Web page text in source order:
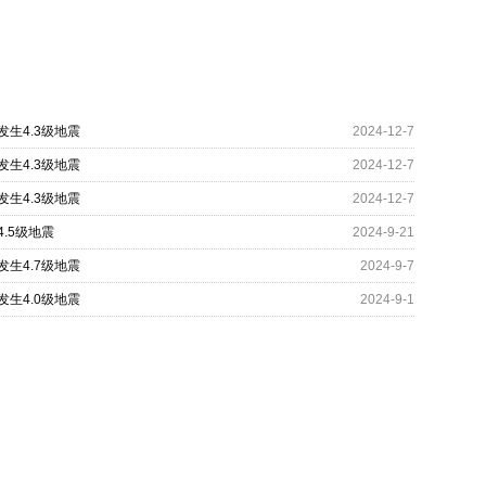
生4.3级地震 2024-12-7
生4.3级地震 2024-12-7
生4.3级地震 2024-12-7
级地震 2024-9-21
生4.7级地震 2024-9-7
生4.0级地震 2024-9-1